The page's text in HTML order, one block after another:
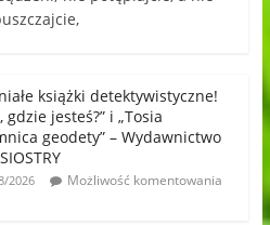
książki detektywistyczne!
gdzie jesteś?” i „Tosia
geodety” – Wydawnictwo
2026
Możliwość komentowania